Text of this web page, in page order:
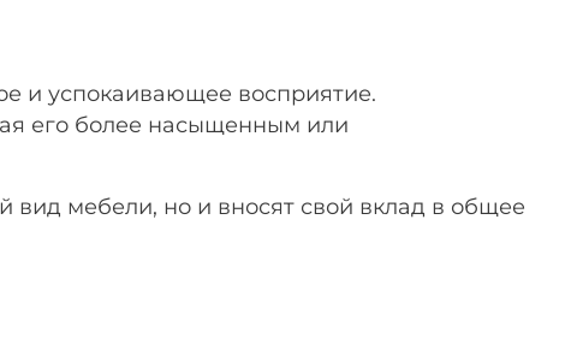
и успокаивающее восприятие.
его более насыщенным или
вид мебели, но и вносят свой вклад в общее